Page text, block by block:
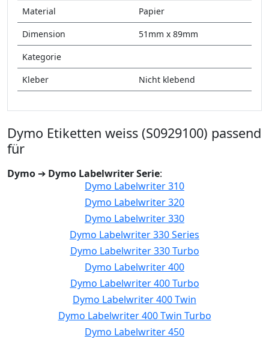
Material
Papier
Dimension
51mm x 89mm
Kategorie
Kleber
Nicht klebend
Dymo Etiketten weiss (S0929100) passend
für
Dymo ➔ Dymo Labelwriter Serie:
Dymo Labelwriter 310
Dymo Labelwriter 320
Dymo Labelwriter 330
Dymo Labelwriter 330 Series
Dymo Labelwriter 330 Turbo
Dymo Labelwriter 400
Dymo Labelwriter 400 Turbo
Dymo Labelwriter 400 Twin
Dymo Labelwriter 400 Twin Turbo
Dymo Labelwriter 450